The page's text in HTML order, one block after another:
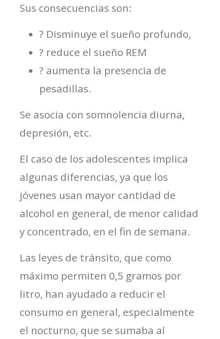
Sus consecuencias son:
? Disminuye el sueño profundo,
? reduce el sueño REM
? aumenta la presencia de
pesadillas.
Se asocia con somnolencia diurna,
depresión, etc.
El caso de los adolescentes implica
algunas diferencias, ya que los
jóvenes usan mayor cantidad de
alcohol en general, de menor calidad
y concentrado, en el fin de semana.
Las leyes de tránsito, que como
máximo permiten 0,5 gramos por
litro, han ayudado a reducir el
consumo en general, especialmente
el nocturno, que se sumaba al